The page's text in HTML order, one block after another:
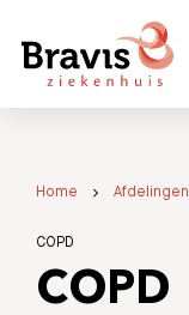
Home Afdelingen
COPD
COPD